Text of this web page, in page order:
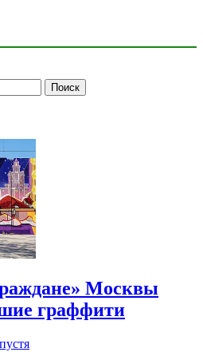
Москвы
граффити